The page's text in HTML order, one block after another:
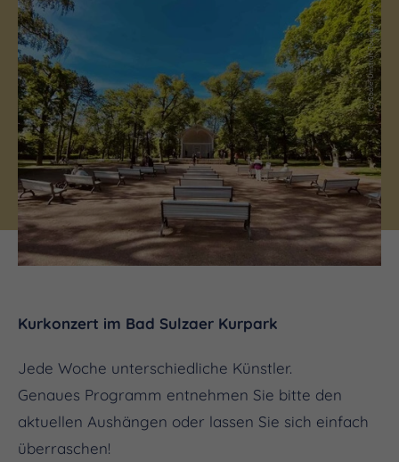
(c) Saale-Unstrut-Tourismus e.V.
Kurkonzert im Bad Sulzaer Kurpark
Jede Woche unterschiedliche Künstler.
Genaues Programm entnehmen Sie bitte den
aktuellen Aushängen oder lassen Sie sich einfach
überraschen!